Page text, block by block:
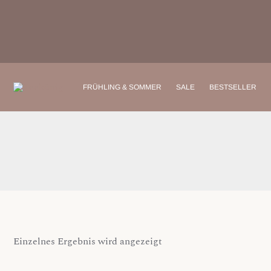
FRÜHLING & SOMMER SALE BESTSELLER
Einzelnes Ergebnis wird angezeigt